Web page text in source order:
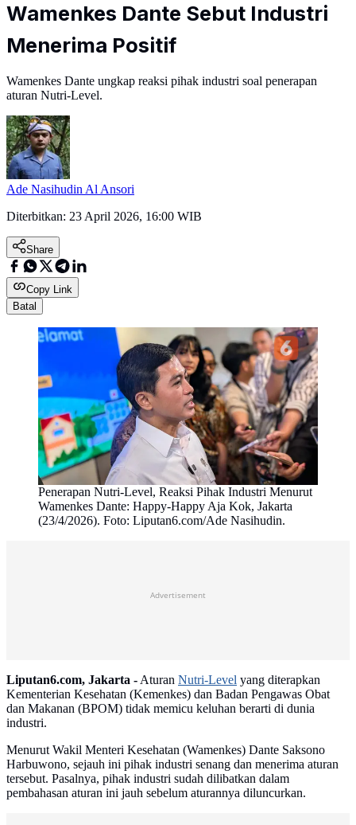
Wamenkes Dante Sebut Industri
Menerima Positif
Wamenkes Dante ungkap reaksi pihak industri soal penerapan
aturan Nutri-Level.
Ade Nasihudin Al Ansori
Diterbitkan: 23 April 2026, 16:00 WIB
Share
Copy Link
Batal
Penerapan Nutri-Level, Reaksi Pihak Industri Menurut
Wamenkes Dante: Happy-Happy Aja Kok, Jakarta
(23/4/2026). Foto: Liputan6.com/Ade Nasihudin.
Advertisement
Liputan6.com, Jakarta -Aturan Nutri-Level yang diterapkan
Kementerian Kesehatan (Kemenkes) dan Badan Pengawas Obat
dan Makanan (BPOM) tidak memicu keluhan berarti di dunia
industri.
Menurut Wakil Menteri Kesehatan (Wamenkes) Dante Saksono
Harbuwono, sejauh ini pihak industri senang dan menerima aturan
tersebut. Pasalnya, pihak industri sudah dilibatkan dalam
pembahasan aturan ini jauh sebelum aturannya diluncurkan.